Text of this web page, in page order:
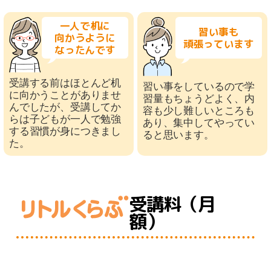
一人で机に
向かうように
なったんです
受講する前はほとんど机
に向かうことがありませ
んでしたが、受講してか
らは子どもが一人で勉強
する習慣が身につきまし
た。
習い事も
頑張っています
習い事をしているので学
習量もちょうどよく、内
容も少し難しいところも
あり、集中してやってい
ると思います。
受講料（月
額）